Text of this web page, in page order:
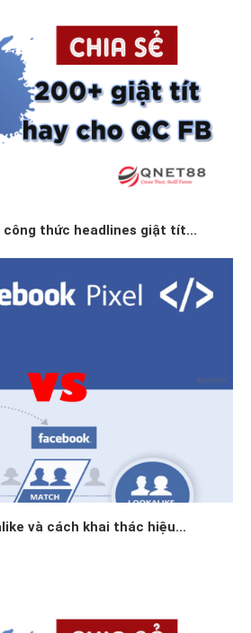
công thức headlines giật tít...
và cách khai thác hiệu...